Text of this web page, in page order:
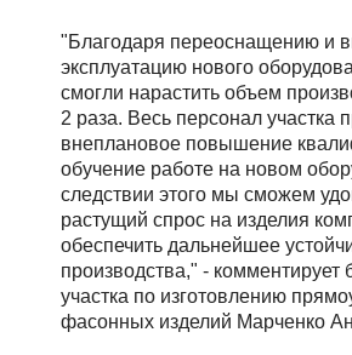
"Благодаря переоснащению и
эксплуатацию нового
смогли нарастить объем
2 раза. Весь персонал участка
внеплановое повышение
обучение работе на новом
следствии этого мы сможем
растущий спрос на изделия
обеспечить дальнейшее
производства," - комментирует
участка по изготовлению
фасонных изделий Марченко